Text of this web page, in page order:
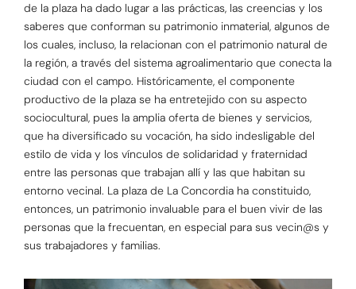
de la plaza ha dado lugar a las prácticas, las creencias y los
saberes que conforman su patrimonio inmaterial, algunos de
los cuales, incluso, la relacionan con el patrimonio natural de
la región, a través del sistema agroalimentario que conecta la
ciudad con el campo. Históricamente, el componente
productivo de la plaza se ha entretejido con su aspecto
sociocultural, pues la amplia oferta de bienes y servicios,
que ha diversificado su vocación, ha sido indesligable del
estilo de vida y los vínculos de solidaridad y fraternidad
entre las personas que trabajan allí y las que habitan su
entorno vecinal. La plaza de La Concordia ha constituido,
entonces, un patrimonio invaluable para el buen vivir de las
personas que la frecuentan, en especial para sus vecin@s y
sus trabajadores y familias.